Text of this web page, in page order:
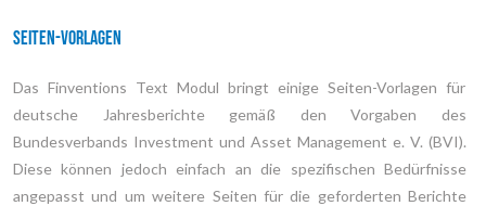
Seiten-Vorlagen
Das Finventions Text Modul bringt einige Seiten-Vorlagen für
deutsche Jahresberichte gemäß den Vorgaben des
Bundesverbands Investment und Asset Management e. V. (BVI).
Diese können jedoch einfach an die spezifischen Bedürfnisse
angepasst und um weitere Seiten für die geforderten Berichte